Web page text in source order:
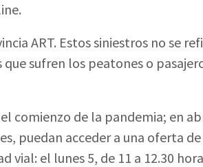
ART. Estos siniestros no se
sufren los peatones o
comienzo de la pandemia; en
puedan acceder a una oferta de
el lunes 5, de 11 a 12.30